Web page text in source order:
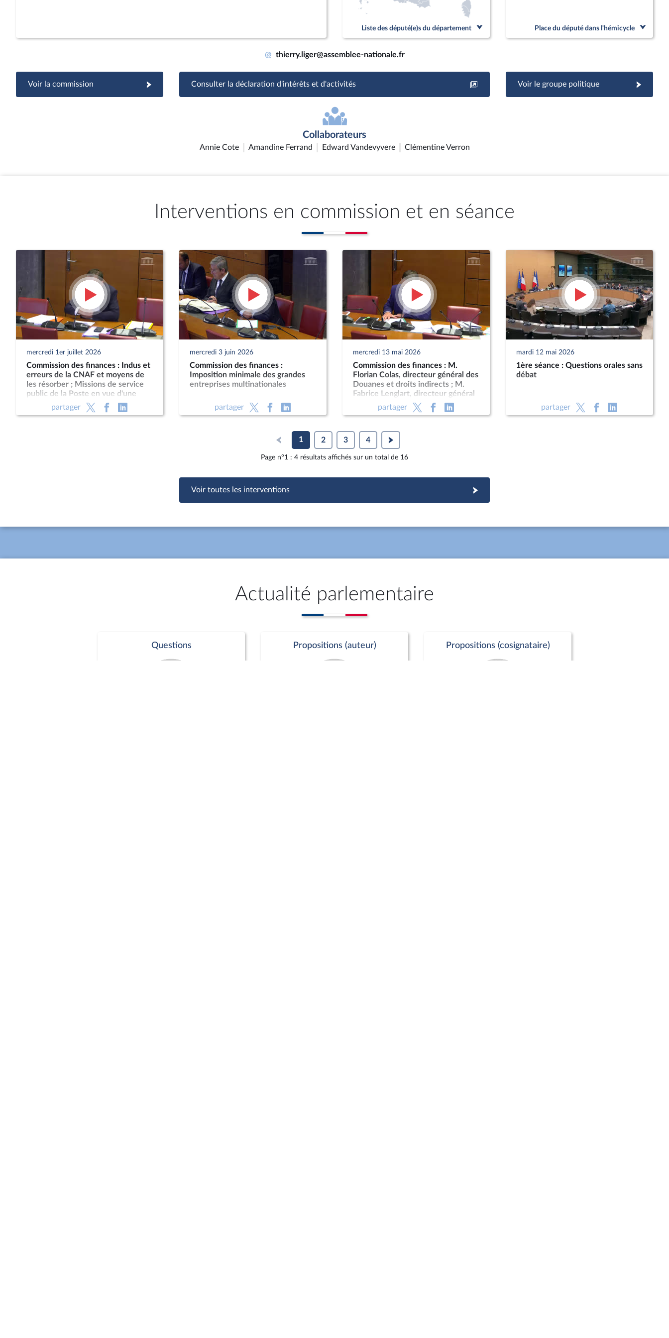
Liste des député(e)s du département Place du député dans l'hémicycle
@ thierry.liger@assemblee-nationale.fr
Voir la commission Consulter la déclaration d'intérêts et d'activités Voir le groupe politique
Collaborateurs
Annie Cote Amandine Ferrand Edward Vandevyvere Clémentine Verron
Interventions en commission et en séance
mercredi 1er juillet 2026
Commission des finances : Indus et
erreurs de la CNAF et moyens de
les résorber ; Missions de service
public de la Poste en vue d'une
nouvelle loi postale
partager
mercredi 3 juin 2026
Commission des finances :
Imposition minimale des grandes
entreprises multinationales
partager
mercredi 13 mai 2026
Commission des finances : M.
Florian Colas, directeur général des
Douanes et droits indirects ; M.
Fabrice Lenglart, directeur général
partager
mardi 12 mai 2026
1ère séance : Questions orales sans
débat
partager
1 2 3 4
Page n°1 : 4 résultats affichés sur un total de 16
Voir toutes les interventions
Actualité parlementaire
Questions Propositions (auteur) Propositions (cosignataire)